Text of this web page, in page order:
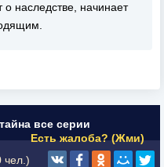
наследстве, начинает
все серии
Есть жалоба? (Жми)
чел.)